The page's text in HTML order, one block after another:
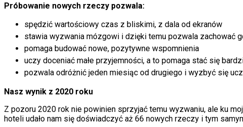
Próbowanie nowych rzeczy pozwala:
spędzić wartościowy czas z bliskimi, z dala od ekranów
stawia wyzwania mózgowi i dzięki temu pozwala zachować
pomaga budować nowe, pozytywne wspomnienia
uczy doceniać małe przyjemności, a to pomaga stać się
pozwala odróżnić jeden miesiąc od drugiego i wyzbyć się
Nasz wynik z 2020 roku
Z pozoru 2020 rok nie powinien sprzyjać temu wyzwaniu, ale ku
hoteli udało nam się doświadczyć aż 66 nowych rzeczy i tym